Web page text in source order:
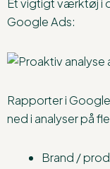
Et vigtigt værktøj i
Google Ads:
Rapporter i
ned i analyser på
Brand /